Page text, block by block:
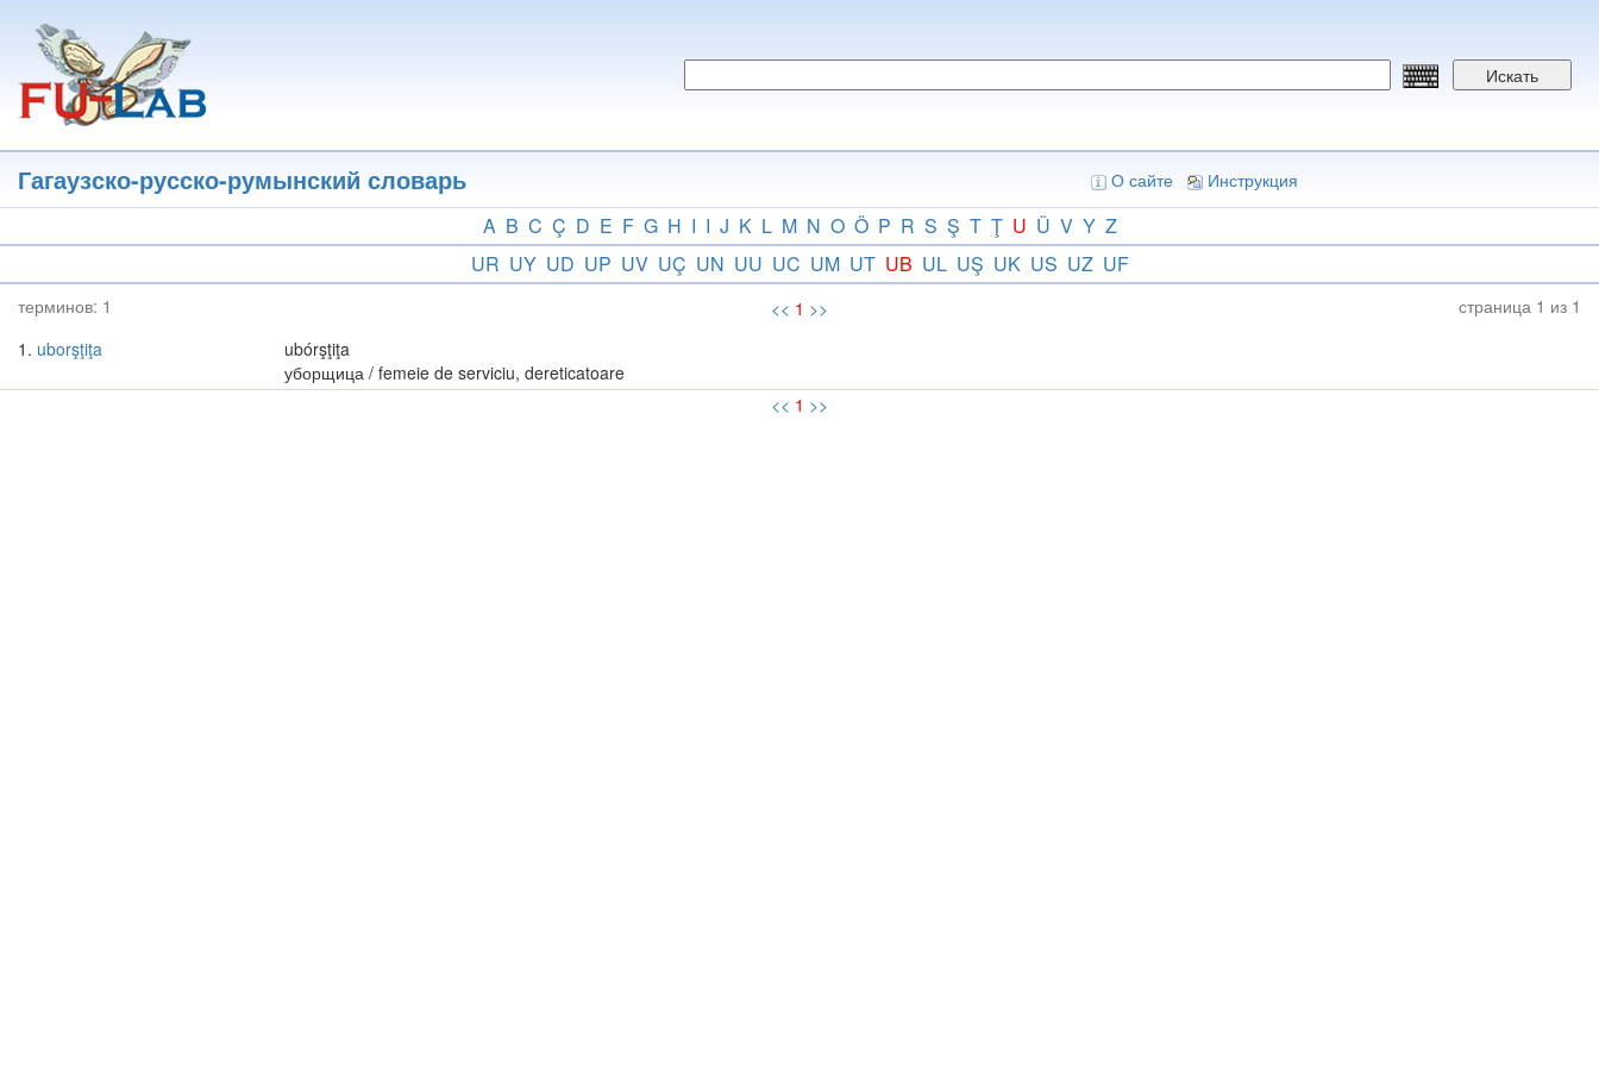
основному
содержанию
Искать
Гагаузско-русско-румынский словарь О сайте Инструкция
A B C Ç D E F G H I I J K L M N O Ö P R S Ş T Ţ U Ü V Y Z
UR UY UD UP UV UÇ UN UU UC UM UT UB UL UŞ UK US UZ UF
терминов: 1 << 1 >>
страница 1 из 1
1 uborşţiţa
ubórşţiţa
уборщица / femeie de serviciu, dereticatoare
<< 1 >>